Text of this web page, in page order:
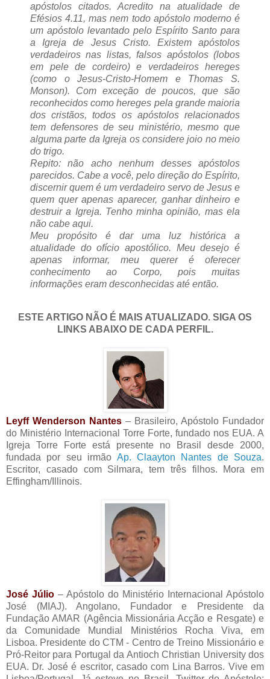
apóstolos citados. Acredito na atualidade de
Efésios 4.11, mas nem todo apóstolo moderno é
um apóstolo levantado pelo Espírito Santo para
a Igreja de Jesus Cristo. Existem apóstolos
verdadeiros nas listas, falsos apóstolos (lobos
em pele de cordeiro) e verdadeiros hereges
(como o Jesus-Cristo-Homem e Thomas S.
Monson). Com exceção de poucos, que são
reconhecidos como hereges pela grande maioria
dos cristãos, todos os apóstolos relacionados
tem defensores de seu ministério, mesmo que
alguma parte da Igreja os considere joio no meio
do trigo.
Repito: não acho nenhum desses apóstolos
parecidos. Cabe a você, pelo direção do Espírito,
discernir quem é um verdadeiro servo de Jesus e
quem quer apenas aparecer, ganhar dinheiro e
destruir a Igreja. Tenho minha opinião, mas ela
não cabe aqui.
Meu propósito é dar uma luz histórica a
atualidade do ofício apostólico. Meu desejo é
apenas informar, meu querer é oferecer
conhecimento ao Corpo, pois muitas
informações eram desconhecidas até então.
ESTE ARTIGO NÃO É MAIS ATUALIZADO. SIGA OS
LINKS ABAIXO DE CADA PERFIL.
Leyff Wenderson Nantes – Brasileiro, Apóstolo Fundador
do Ministério Internacional Torre Forte, fundado nos EUA. A
Igreja Torre Forte está presente no Brasil desde 2000,
fundada por seu irmão Ap. Claayton Nantes de Souza.
Escritor, casado com Silmara, tem três filhos. Mora em
Effingham/Illinois.
José Júlio – Apóstolo do Ministério Internacional Apóstolo
José (MIAJ). Angolano, Fundador e Presidente da
Fundação AMAR (Agência Missionária Acção e Resgate) e
da Comunidade Mundial Ministérios Rocha Viva, em
Lisboa. Presidente do CTM - Centro de Treino Missionário e
Pró-Reitor para Portugal da Antioch Christian University dos
EUA. Dr. José é escritor, casado com Lina Barros. Vive em